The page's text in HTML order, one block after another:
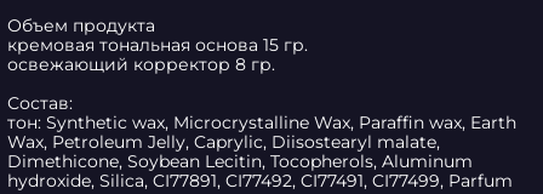
Объем продукта
кремовая тональная основа 15 гр.
освежающий корректор 8 гр.
Состав:
тон: Synthetic wax, Microcrystalline Wax, Paraffin wax, Earth
Wax, Petroleum Jelly, Caprylic, Diisostearyl malate,
Dimethicone, Soybean Lecitin, Tocopherols, Aluminum
hydroxide, Silica, CI77891, CI77492, CI77491, CI77499, Parfum